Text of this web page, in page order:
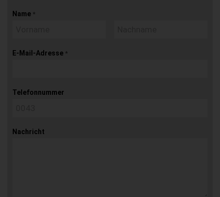
Name *
E-Mail-Adresse *
Telefonnummer
Nachricht